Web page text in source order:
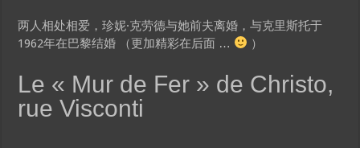
两人相处相爱，珍妮·克劳德与她前夫离婚，与克里斯托于
1962年在巴黎结婚 （更加精彩在后面 …
）
Le « Mur de Fer » de Christo,
rue Visconti